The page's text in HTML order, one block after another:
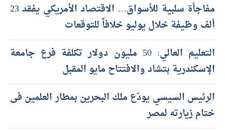
مفاجأة سلبية للأسواق… الاقتصاد الأمريكي يفقد 23
ألف وظيفة خلال يوليو خلافاً للتوقعات
التعليم العالي: 50 مليون دولار تكلفة فرع جامعة
الإسكندرية بتشاد والافتتاح مايو المقبل
الرئيس السيسي يودّع ملك البحرين بمطار العلمين فى
ختام زيارته لمصر